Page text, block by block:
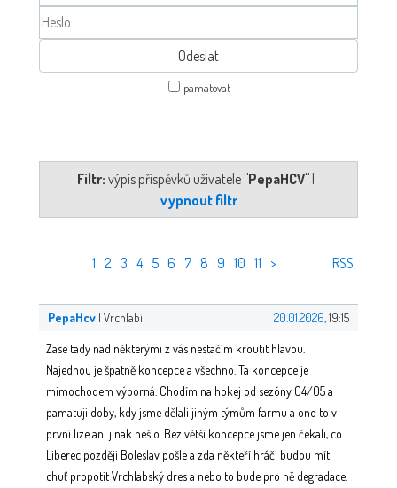
pamatovat
Filtr: výpis příspěvků uživatele"PepaHCV" |
vypnout filtr
RSS
1 2 3 4 5 6 7 8 9 10 11 >
PepaHcv | Vrchlabí 20.01.2026, 19:15
Zase tady nad některými z vás nestačím kroutit hlavou.
Najednou je špatně koncepce a všechno. Ta koncepce je
mimochodem výborná. Chodím na hokej od sezóny 04/05 a
pamatuji doby, kdy jsme dělali jiným týmům farmu a ono to v
první lize ani jinak nešlo. Bez větší koncepce jsme jen čekali, co
Liberec později Boleslav pošle a zda někteří hráči budou mít
chuť propotit Vrchlabský dres a nebo to bude pro ně degradace.